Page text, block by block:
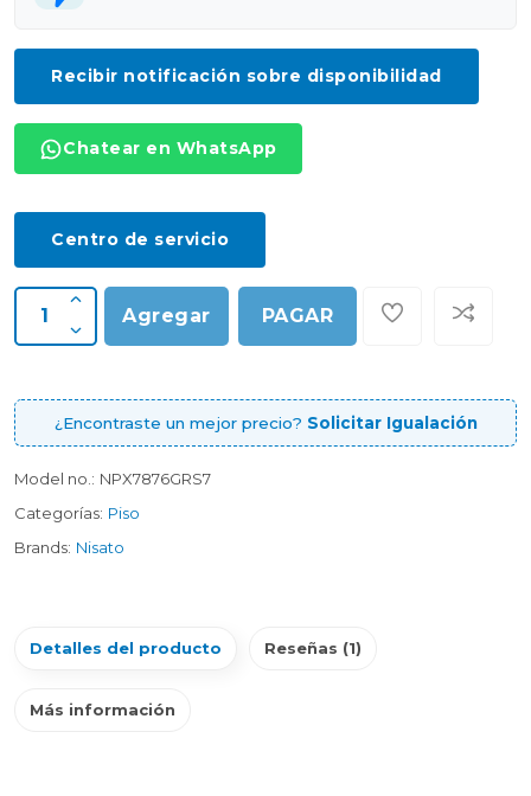
Recibir notificación sobre disponibilidad
Chatear en WhatsApp
Centro de servicio
Agregar PAGAR
¿Encontraste un mejor precio? Solicitar Igualación
Model no.: NPX7876GRS7
Categorías: Piso
Brands: Nisato
Detalles del producto Reseñas (1)
Más información